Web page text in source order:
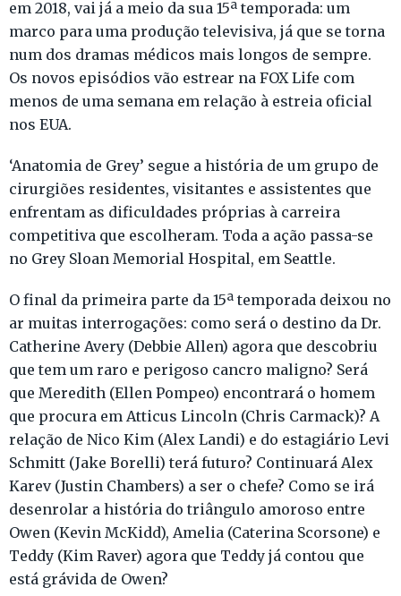
em 2018, vai já a meio da sua 15ª temporada: um
marco para uma produção televisiva, já que se torna
num dos dramas médicos mais longos de sempre.
Os novos episódios vão estrear na FOX Life com
menos de uma semana em relação à estreia oficial
nos EUA.
‘Anatomia de Grey’ segue a história de um grupo de
cirurgiões residentes, visitantes e assistentes que
enfrentam as dificuldades próprias à carreira
competitiva que escolheram. Toda a ação passa-se
no Grey Sloan Memorial Hospital, em Seattle.
O final da primeira parte da 15ª temporada deixou no
ar muitas interrogações: como será o destino da Dr.
Catherine Avery (Debbie Allen) agora que descobriu
que tem um raro e perigoso cancro maligno? Será
que Meredith (Ellen Pompeo) encontrará o homem
que procura em Atticus Lincoln (Chris Carmack)? A
relação de Nico Kim (Alex Landi) e do estagiário Levi
Schmitt (Jake Borelli) terá futuro? Continuará Alex
Karev (Justin Chambers) a ser o chefe? Como se irá
desenrolar a história do triângulo amoroso entre
Owen (Kevin McKidd), Amelia (Caterina Scorsone) e
Teddy (Kim Raver) agora que Teddy já contou que
está grávida de Owen?